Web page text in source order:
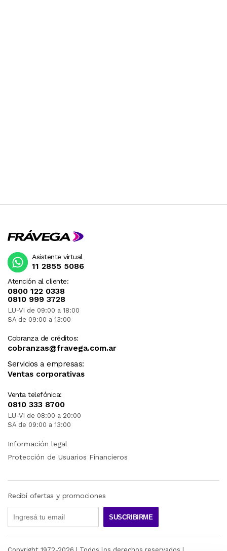
Atención al cliente:
0800 122 0338
0810 999 3728
LU-VI de 09:00 a 18:00
SA de 09:00 a 13:00
Cobranza de créditos:
cobranzas@fravega.com.ar
Servicios a empresas:
Ventas corporativas
Venta telefónica:
0810 333 8700
LU-VI de 08:00 a 20:00
SA de 09:00 a 13:00
Asistente virtual
11 2855 5086
Información legal
Protección de Usuarios Financieros
Recibí ofertas y promociones
SUSCRIBIRME